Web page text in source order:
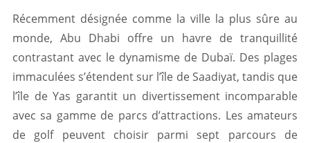
Récemment désignée comme la ville la plus sûre au
monde, Abu Dhabi offre un havre de tranquillité
contrastant avec le dynamisme de Dubaï. Des plages
immaculées s’étendent sur l’île de Saadiyat, tandis que
l’île de Yas garantit un divertissement incomparable
avec sa gamme de parcs d’attractions. Les amateurs
de golf peuvent choisir parmi sept parcours de